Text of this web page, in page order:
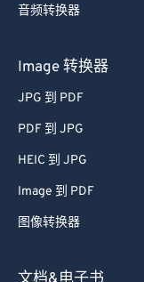
音频转换器
Image 转换器
JPG 到 PDF
PDF 到 JPG
HEIC 到 JPG
Image 到 PDF
图像转换器